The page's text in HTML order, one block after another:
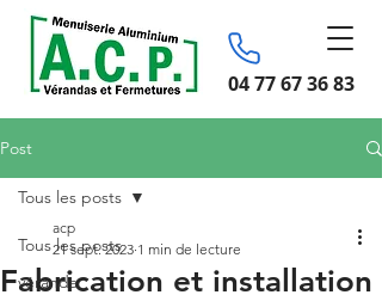
04 77 67 36 83
Post
Tous les posts
véranda
Tous les posts
Fabrication et installation
acp
21 sept. 2023 1 min de lecture